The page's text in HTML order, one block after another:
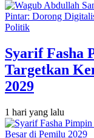
Politik
Syarif Fasha
Targetkan
2029
1 hari yang lalu